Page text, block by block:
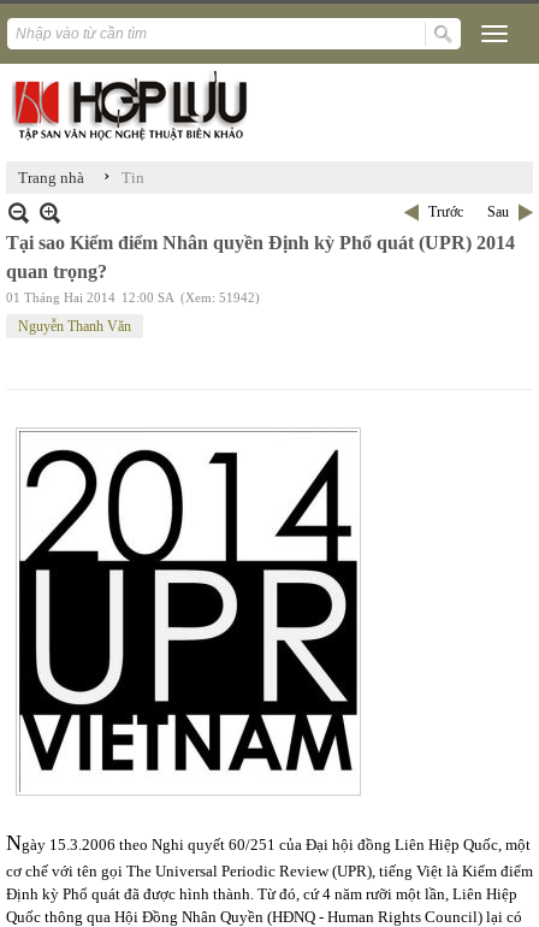
Trang nhà › Tin
Trước Sau
Tại sao Kiểm điểm Nhân quyền Định kỳ Phổ quát (UPR) 2014
quan trọng?
01 Tháng Hai 2014 12:00 SA (Xem: 51942)
Nguyễn Thanh Văn
Ngày 15.3.2006 theo Nghi quyết 60/251 của Đại hội đồng Liên Hiệp Quốc, một
cơ chế với tên gọi The Universal Periodic Review (UPR), tiếng Việt là Kiểm điểm
Định kỳ Phổ quát đã được hình thành. Từ đó, cứ 4 năm rưỡi một lần, Liên Hiệp
Quốc thông qua Hội Đồng Nhân Quyền (HĐNQ - Human Rights Council) lại có